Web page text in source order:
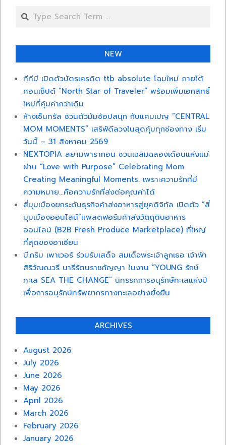
Search
NEW
ทีทีบี เปิดตัวบัตรเครดิต ttb absolute โฉมใหม่ ภายใต้
คอนเซ็ปต์ “North Star of Traveler” พร้อมเพิ่มเอกสิทธิ์
ใหม่ที่คุ้มค่ากว่าเดิม
ห้างเซ็นทรัล ชวนตัวมัมช้อปสนุก กับแคมเปญ “CENTRAL
MOM MOMENTS” เสริฟ์ดีลวงในสุดคุ้มทุกช่องทาง เริ่ม
วันนี้ – 31 สิงหาคม 2569
NEXTOPIA สยามพารากอน ชวนเฉลิมฉลองเดือนแห่งแม่
ผ่าน “Love with Purpose” Celebrating Mom.
Creating Meaningful Moments. เพราะความรักที่มี
ความหมาย…คือความรักที่ส่งต่อคุณค่าได้
สี่มุมเมืองยกระดับธุรกิจค้าส่งอาหารสู่ยุคดิจิทัล เปิดตัว “สี่
มุมเมืองออนไลน์”แพลตฟอร์มค้าส่งวัตถุดิบอาหาร
ออนไลน์ (B2B Fresh Produce Marketplace) ที่ใหญ่
ที่สุดของอาเซียน
บี.กริม เพาเวอร์ ร่วมรับเสด็จ สมเด็จพระเจ้าลูกเธอ เจ้าฟ้า
สิริวัณณวรี นารีรัตนราชกัญญา ในงาน “YOUNG รักษ์
ทะเล SEA THE CHANGE” นิทรรศการอนุรักษ์ทะเลแห่งปี
เพื่อการอนุรักษ์ทรัพยากรทางทะเลอย่างยั่งยืน
ARCHIVES
August 2026
July 2026
June 2026
May 2026
April 2026
March 2026
February 2026
January 2026